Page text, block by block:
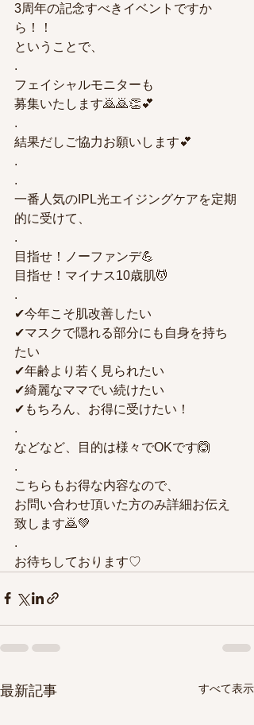
3周年の記念すべきイベントですか
ら！！
ということで、
.
フェイシャルモニターも
募集いたします🙇🙇👏💕
.
結果だしご協力お願いします💕
.
.
一番人気のIPL光エイジングケアを定期
的に受けて、
.
目指せ！ノーファンデ💪
目指せ！マイナス10歳肌💆
.
✔今年こそ肌改善したい
✔マスクで隠れる部分にも自身を持ち
たい
✔年齢より若く見られたい
✔綺麗なママでい続けたい
✔もちろん、お得に受けたい！
.
などなど、目的は様々でOKです🙆
.
こちらもお得な内容なので、
お問い合わせ頂いた方のみ詳細お伝え
致します🙇💚
.
お待ちしております♡
最新記事 すべて表示